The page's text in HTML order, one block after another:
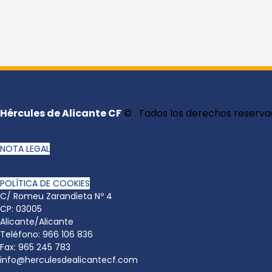
Hércules de Alicante CF© . Todos los derechos
NOTA LEGAL
POLÍTICA DE COOKIES
C/ Romeu Zarandieta Nº 4
CP: 03005
Alicante/Alicante
Teléfono: 966 106 836
Fax: 965 245 783
info@herculesdealicantecf.com